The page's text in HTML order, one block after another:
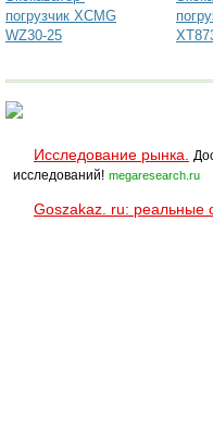
погрузчик XCMG
WZ30-25
Исследование рынка.
исследований! megaresearch.ru
Goszakaz. ru: реальные